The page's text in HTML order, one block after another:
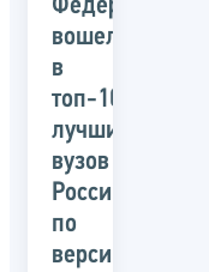
Федерации
вошел
в
топ-10
лучших
вузов
России
по
версии